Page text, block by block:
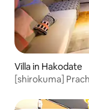
Villa in Hakodate
[shirokuma]
personen /